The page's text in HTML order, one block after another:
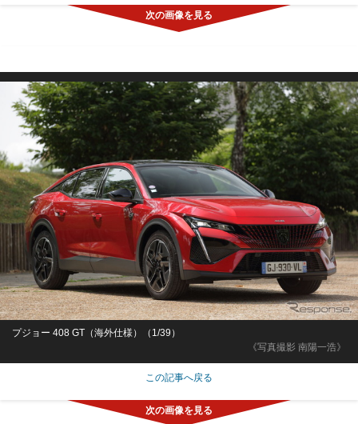
《写真撮影 南陽一浩》
プジョー 408 GT（海外仕様）（1/39）
この記事へ戻る